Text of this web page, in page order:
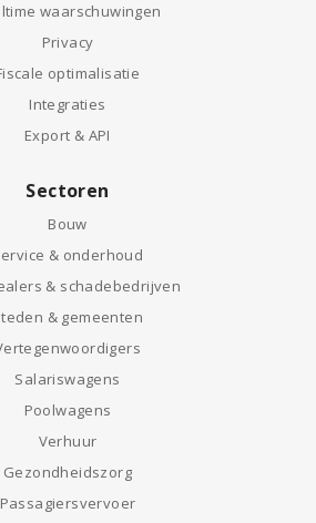
waarschuwingen
Privacy
optimalisatie
Integraties
Export & API
Sectoren
Bouw
& onderhoud
& schadebedrijven
& gemeenten
Salariswagens
Poolwagens
Verhuur
Gezondheidszorg
Passagiersvervoer